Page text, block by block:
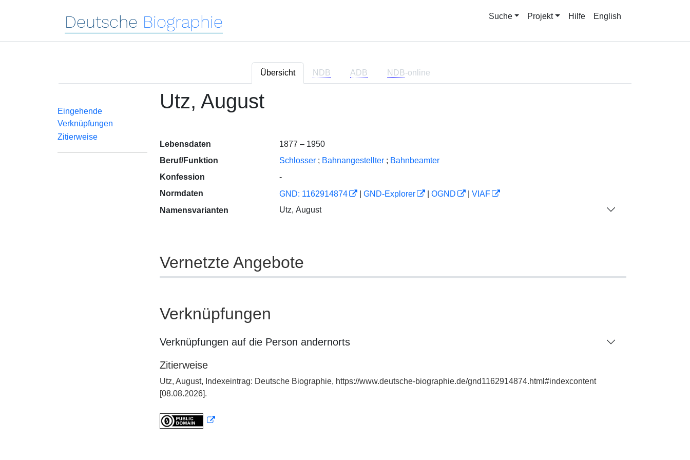
Deutsche Biographie Suche Projekt Hilfe English
Übersicht NDB ADB NDB-online
Eingehende
Verknüpfungen
Zitierweise
Utz, August
Lebensdaten
1877 – 1950
Beruf/Funktion
Schlosser ; Bahnangestellter ; Bahnbeamter
Konfession
-
Normdaten
GND: 1162914874 GND-Explorer OGND
VIAF
Namensvarianten
Utz, August
Vernetzte Angebote
Verknüpfungen
Verknüpfungen auf die Person andernorts
Zitierweise
Utz, August, Indexeintrag: Deutsche Biographie, https://www.deutsche-biographie.de/gnd1162914874.html#indexcontent
[08.08.2026].